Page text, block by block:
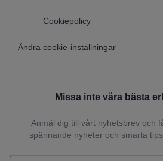
Cookiepolicy
Ändra cookie-inställningar
Missa inte våra bästa
Anmäl dig till vårt nyhetsbrev och
spännande nyheter och smarta